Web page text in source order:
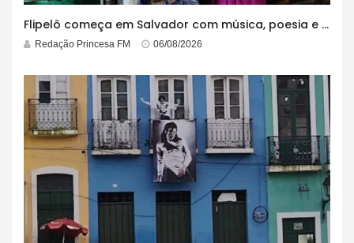
Flipelô começa em Salvador com música, poesia e grande participação
Redação Princesa FM 06/08/2026